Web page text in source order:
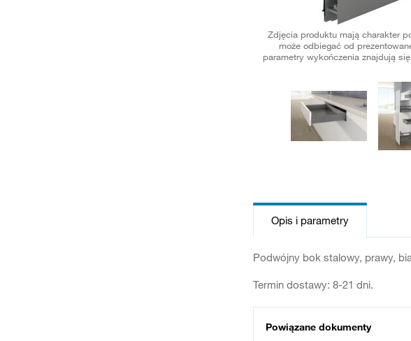
Zdjęcia produktu mają charakter
może odbiegać od
parametry wykończenia znajdują
Opis i parametry
Podwójny bok stalowy, prawy,
Termin dostawy: 8-21 dni.
Powiązane dokumenty